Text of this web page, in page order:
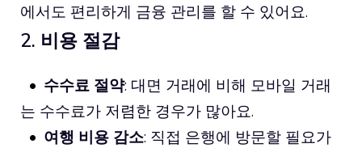
에서도 편리하게 금융 관리를 할 수 있어요.
2. 비용 절감
수수료 절약: 대면 거래에 비해 모바일 거래
는 수수료가 저렴한 경우가 많아요.
여행 비용 감소: 직접 은행에 방문할 필요가